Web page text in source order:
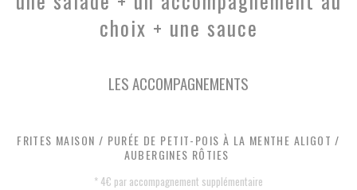
choix + une sauce
LES ACCOMPAGNEMENTS
FRITES MAISON / PURÉE DE PETIT-POIS À LA MENTHE ALIGOT /
AUBERGINES RÔTIES
* 4€ par accompagnement supplémentaire